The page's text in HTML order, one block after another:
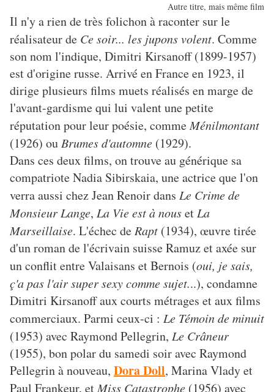
Autre titre, mais même film
Il n'y a rien de très folichon à raconter sur le
réalisateur de Ce soir... les jupons volent. Comme
son nom l'indique, Dimitri Kirsanoff (1899-1957)
est d'origine russe. Arrivé en France en 1923, il
dirige plusieurs films muets réalisés en marge de
l'avant-gardisme qui lui valent une petite
réputation pour leur poésie, commeMénilmontant
(1926) ou Brumes d'automne (1929).
Dans ces deux films, on trouve au générique sa
compatriote Nadia Sibirskaia, une actrice que l'on
verra aussi chez Jean Renoir dans Le Crime de
Monsieur Lange, La Vie est à nouset La
Marseillaise. L'échec de Rapt (1934), œuvre tirée
d'un roman de l'écrivain suisse Ramuz et axée sur
un conflit entre Valaisans et Bernois (oui, je sais,
ç'a pas l'air super sexy comme sujet...), condamne
Dimitri Kirsanoff aux courts métrages et aux films
commerciaux. Parmi ceux-ci : Le Témoin de minuit
(1953) avec Raymond Pellegrin, Le Crâneur
(1955), bon polar du samedi soir avec Raymond
Pellegrin à nouveau, Dora Doll, Marina Vlady et
Paul Frankeur, etMiss Catastrophe (1956) avec